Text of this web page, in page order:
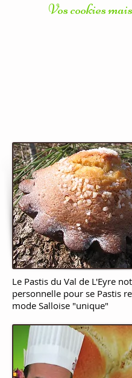
Vos cookies
Le Pastis du Val de L'Eyre
personnelle pour se Pastis
mode Salloise "unique"